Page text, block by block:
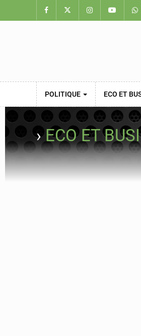
POLITIQUE ECO ET
›ECO ET